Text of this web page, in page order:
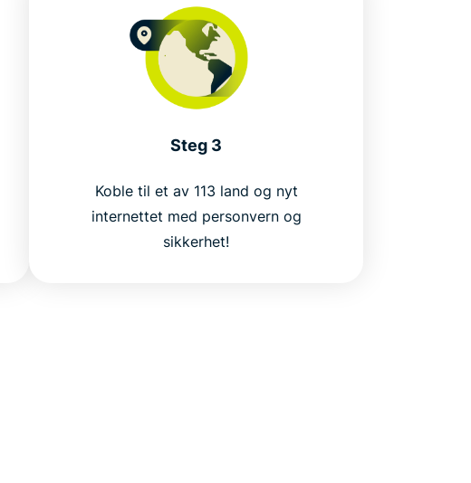
Steg 3
Koble til et av 113 land og nyt
internettet med personvern og
sikkerhet!